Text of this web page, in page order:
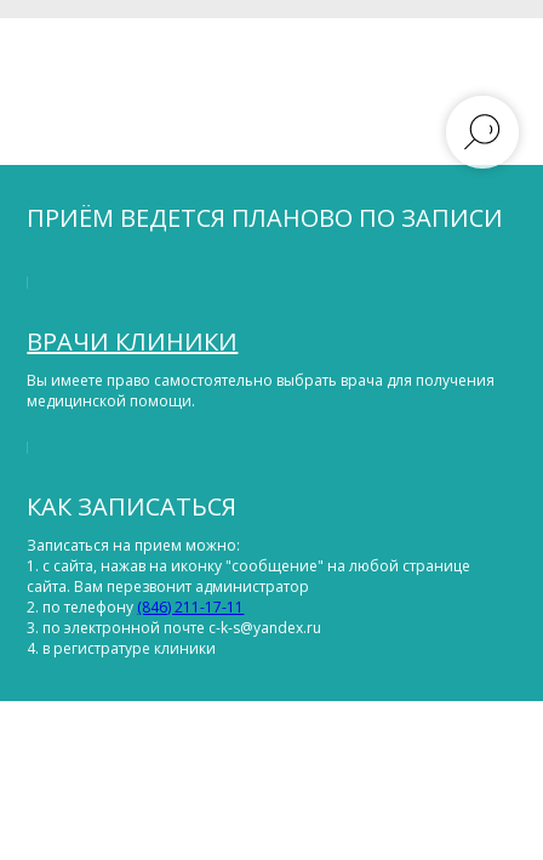
ПРИЁМ ВЕДЕТСЯ ПЛАНОВО ПО ЗАПИСИ
ВРАЧИ КЛИНИКИ
Вы имеете право самостоятельно выбрать врача для получения
медицинской помощи.
КАК ЗАПИСАТЬСЯ
Записаться на прием можно:
1. с сайта, нажав на иконку "сообщение" на любой странице
сайта. Вам перезвонит администратор
2. по телефону (846) 211-17-11
3. по электронной почте c-k-s@yandex.ru
4. в регистратуре клиники